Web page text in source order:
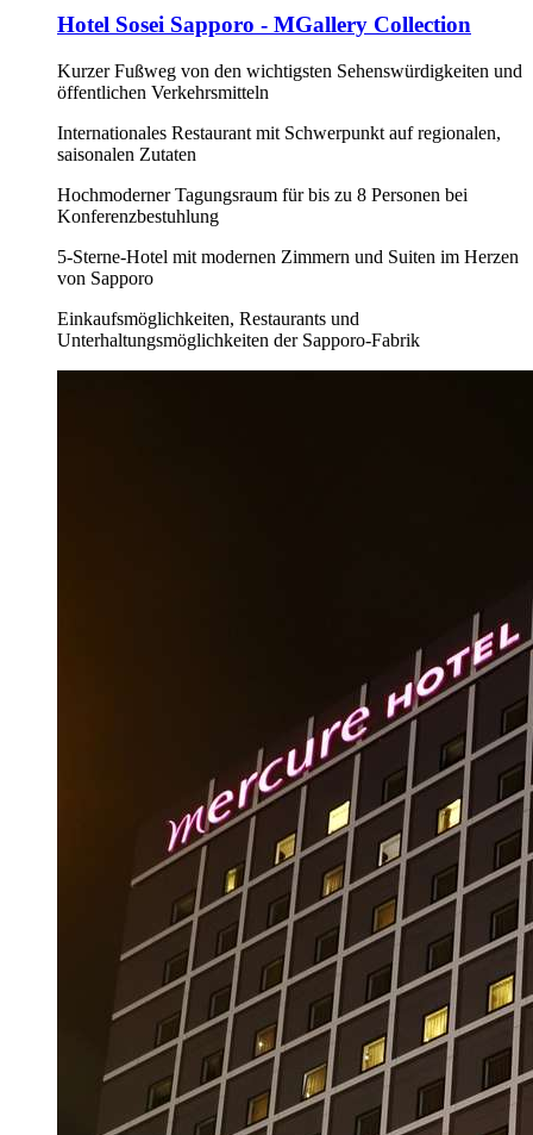
Hotel Sosei Sapporo - MGallery Collection
Kurzer Fußweg von den wichtigsten Sehenswürdigkeiten und
öffentlichen Verkehrsmitteln
Internationales Restaurant mit Schwerpunkt auf regionalen,
saisonalen Zutaten
Hochmoderner Tagungsraum für bis zu 8 Personen bei
Konferenzbestuhlung
5-Sterne-Hotel mit modernen Zimmern und Suiten im Herzen
von Sapporo
Einkaufsmöglichkeiten, Restaurants und
Unterhaltungsmöglichkeiten der Sapporo-Fabrik